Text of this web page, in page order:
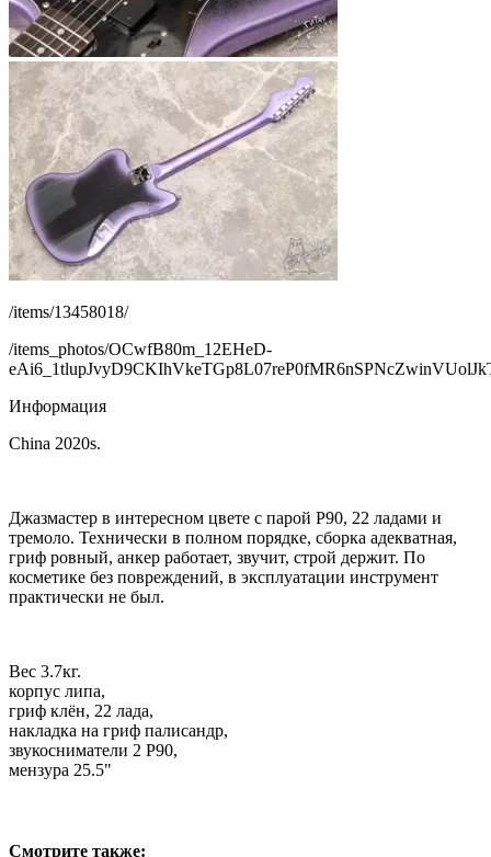
/items/13458018/
/items_photos/OCwfB80m_12EHeD-
Информация
China 2020s.
Джазмастер в интересном цвете с парой P90, 22 ладами и
тремоло. Технически в полном порядке, сборка адекватная,
гриф ровный, анкер работает, звучит, строй держит. По
косметике без повреждений, в эксплуатации инструмент
практически не был.
Вес 3.7кг.
корпус липа,
гриф клён, 22 лада,
накладка на гриф палисандр,
звукосниматели 2 P90,
мензура 25.5"
Смотрите также: